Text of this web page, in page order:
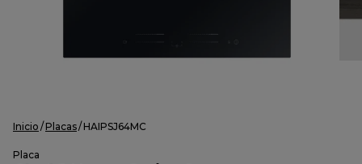
Inicio Placas HAIPSJ64MC
Placa